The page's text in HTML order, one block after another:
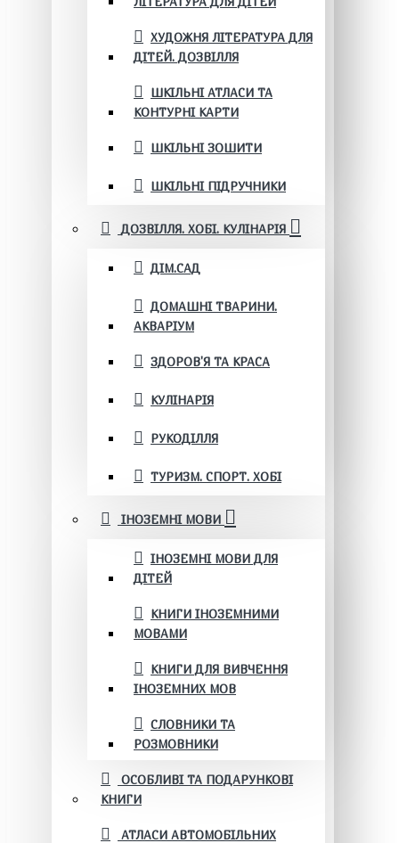
ХУДОЖНЯ ЛІТЕРАТУРА ДЛЯ
ДІТЕЙ. ДОЗВІЛЛЯ
ШКІЛЬНІ АТЛАСИ ТА
КОНТУРНІ КАРТИ
ШКІЛЬНІ ЗОШИТИ
ШКІЛЬНІ ПІДРУЧНИКИ
ДОЗВІЛЛЯ. ХОБІ. КУЛІНАРІЯ
ДІМ.САД
ДОМАШНІ ТВАРИНИ.
АКВАРІУМ
ЗДОРОВ'Я ТА КРАСА
КУЛІНАРІЯ
РУКОДІЛЛЯ
ТУРИЗМ. СПОРТ. ХОБІ
ІНОЗЕМНІ МОВИ
ІНОЗЕМНІ МОВИ ДЛЯ
ДІТЕЙ
КНИГИ ІНОЗЕМНИМИ
МОВАМИ
КНИГИ ДЛЯ ВИВЧЕННЯ
ІНОЗЕМНИХ МОВ
СЛОВНИКИ ТА
РОЗМОВНИКИ
ОСОБЛИВІ ТА ПОДАРУНКОВІ
КНИГИ
АТЛАСИ АВТОМОБІЛЬНИХ